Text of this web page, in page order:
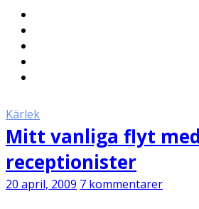
Kärlek
Mitt vanliga flyt med
receptionister
20 april, 2009 7 kommentarer